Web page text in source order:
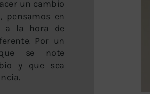
un cambio
pensamos en
a la hora de
Por un
se note
y que sea